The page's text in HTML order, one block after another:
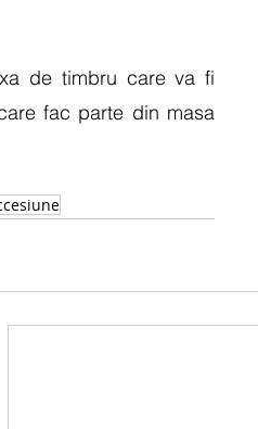
de timbru care va fi
fac parte din masa